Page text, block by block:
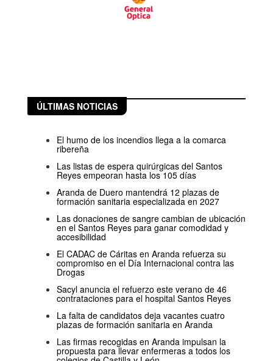
ÚLTIMAS NOTICIAS
El humo de los incendios llega a la comarca
ribereña
Las listas de espera quirúrgicas del Santos
Reyes empeoran hasta los 105 días
Aranda de Duero mantendrá 12 plazas de
formación sanitaria especializada en 2027
Las donaciones de sangre cambian de ubicación
en el Santos Reyes para ganar comodidad y
accesibilidad
El CADAC de Cáritas en Aranda refuerza su
compromiso en el Día Internacional contra las
Drogas
Sacyl anuncia el refuerzo este verano de 46
contrataciones para el hospital Santos Reyes
La falta de candidatos deja vacantes cuatro
plazas de formación sanitaria en Aranda
Las firmas recogidas en Aranda impulsan la
propuesta para llevar enfermeras a todos los